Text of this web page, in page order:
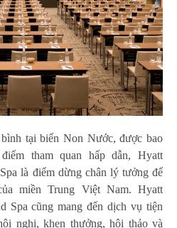
tại biển Non Nước, được bao
tham quan hấp dẫn, Hyatt
là điểm dừng chân lý tưởng để
miền Trung Việt Nam. Hyatt
Spa cũng mang đến dịch vụ tiện
nghị, khen thưởng, hội thảo và